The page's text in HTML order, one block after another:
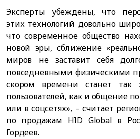
Эксперты убеждены, что
этих технологий довольно
что современное общество
новой эры, сближение
миров не заставит себя
повседневными физическими
скором времени станет
пользователей, как и общение
или в соцсетях», – считает
по продажам HID Global в
Гордеев.